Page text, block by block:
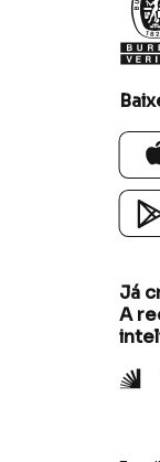
Já
A
Inter